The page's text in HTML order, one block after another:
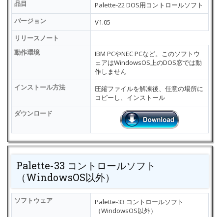
品目
Palette-22 DOS用コントロールソフト
バージョン
V1.05
リリースノート
動作環境
IBM PCやNEC PCなど。このソフトウ
ェアはWindowsOS上のDOS窓では動
作しません
インストール方法
圧縮ファイルを解凍後、任意の場所に
コピーし、インストール
ダウンロード
Palette-33 コントロールソフト
（WindowsOS以外）
ソフトウェア
Palette-33 コントロールソフト
（WindowsOS以外）